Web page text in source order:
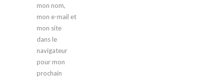
mon nom,
mon e-mail et
mon site
dans le
navigateur
pour mon
prochain